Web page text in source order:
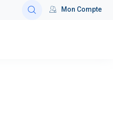
Mon Compte